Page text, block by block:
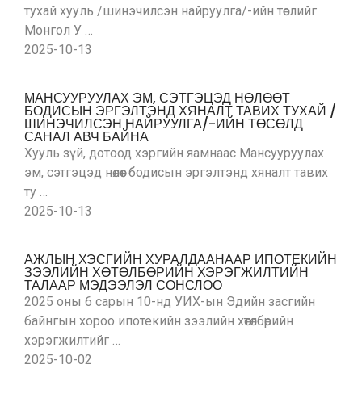
тухай хууль /шинэчилсэн найруулга/-ийн төслийг
Монгол У …
2025-10-13
МАНСУУРУУЛАХ ЭМ, СЭТГЭЦЭД НӨЛӨӨТ
БОДИСЫН ЭРГЭЛТЭНД ХЯНАЛТ ТАВИХ ТУХАЙ /
ШИНЭЧИЛСЭН НАЙРУУЛГА/-ИЙН ТӨСӨЛД
САНАЛ АВЧ БАЙНА
Хууль зүй, дотоод хэргийн яамнаас Мансууруулах
эм, сэтгэцэд нөлөөт бодисын эргэлтэнд хяналт тавих
ту …
2025-10-13
АЖЛЫН ХЭСГИЙН ХУРАЛДААНААР ИПОТЕКИЙН
ЗЭЭЛИЙН ХӨТӨЛБӨРИЙН ХЭРЭГЖИЛТИЙН
ТАЛААР МЭДЭЭЛЭЛ СОНСЛОО
2025 оны 6 сарын 10-нд УИХ-ын Эдийн засгийн
байнгын хороо ипотекийн зээлийн хөтөлбөрийн
хэрэгжилтийг …
2025-10-02